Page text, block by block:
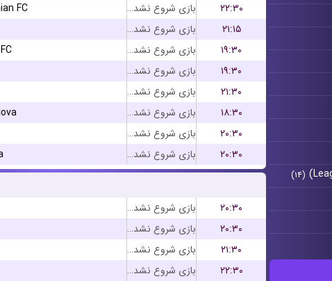
(۱۴)
FC بازی شروع نشده است
۲۲:۳۰
بازی شروع نشده است
۲۱:۱۵
بازی شروع نشده است
۱۹:۳۰
بازی شروع نشده است
۱۹:۳۰
بازی شروع نشده است
۲۱:۳۰
بازی شروع نشده است
۱۸:۳۰
بازی شروع نشده است
۲۰:۳۰
بازی شروع نشده است
۲۰:۳۰
بازی شروع نشده است
۲۰:۳۰
بازی شروع نشده است
۲۰:۳۰
بازی شروع نشده است
۲۱:۳۰
بازی شروع نشده است
۲۲:۳۰